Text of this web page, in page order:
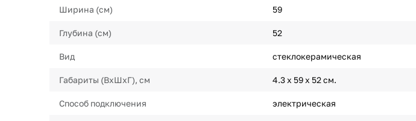
Ширина (см) 59
Глубина (см) 52
Вид стеклокерамическая
Габариты (ВхШхГ), см 4.3 х 59 х 52 см.
Способ подключения электрическая